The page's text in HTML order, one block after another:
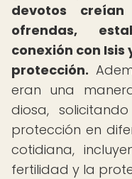
devotos
ofrendas,
conexión con
protección.
eran una
diosa,
protección en
cotidiana,
fertilidad y la